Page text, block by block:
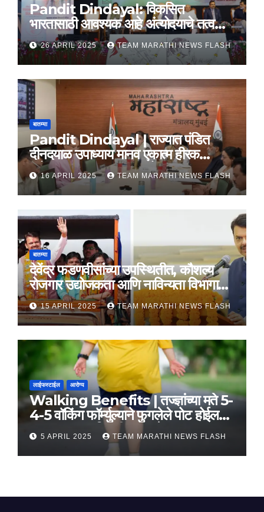
Pandit Dindayal: विकसित
भारतासाठी आवश्यक आहे अंत्योदयाचे तत्वज्ञान
– राज्यपाल सी. पी. राधाकृष्णन
26 APRIL 2025 TEAM MARATHI NEWS FLASH
बातम्या
Pandit Dindayal | राज्यात पंडित
दीनदयाळ उपाध्याय मानव एकात्म हीरक
महोत्सव, 22-25 दरम्यान होणार साजरा
16 APRIL 2025 TEAM MARATHI NEWS FLASH
बातम्या
देवेंद्र फडणवीसांच्या उपस्थितीत, कौशल्य
रोजगार उद्योजकता आणि नाविन्यता विभागाचे
तीन सामंजस्य करार
15 APRIL 2025 TEAM MARATHI NEWS FLASH
लाईफस्टाईल आरोग्य
Walking Benefits | तज्ज्ञांच्या मते 5-
4-5 वॉकिंग फॉर्म्युल्याने फुगलेले पोट होईल
लवकर सपाट, मिळतील फायदे
5 APRIL 2025 TEAM MARATHI NEWS FLASH